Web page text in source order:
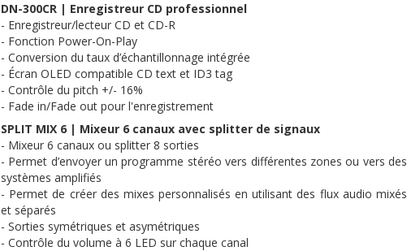
DN-300CR | Enregistreur CD professionnel
- Enregistreur/lecteur CD et CD-R
- Fonction Power-On-Play
- Conversion du taux d’échantillonnage intégrée
- Écran OLED compatible CDtext et ID3 tag
- Contrôle du pitch +/- 16%
- Fade in/Fade out pour l'enregistrement
SPLIT MIX 6 | Mixeur 6 canaux avec splitter de signaux
- Mixeur 6 canaux ou splitter 8 sorties
- Permet d’envoyer un programme stéréo vers différentes zones ou vers des
systèmes amplifiés
- Permet de créer des mixes personnalisés en utilisant des flux audio mixés
et séparés
- Sorties symétriques et asymétriques
- Contrôle du volume à 6 LED sur chaque canal